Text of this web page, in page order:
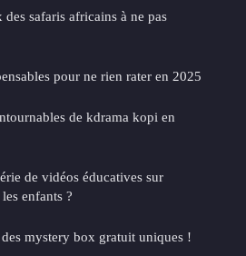
safaris africains à ne pas
pour ne rien rater en 2025
de kdrama kopi en
de vidéos éducatives sur
enfants ?
mystery box gratuit uniques !